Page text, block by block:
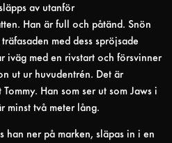
av utanför
Han är full och påtänd. Snön
med dess spröjsade
iväg med en rivstart och försvinner
ut ur huvudentrén. Det är
Han som ser ut som Jaws i
minst två meter lång.
han ner på marken, släpas in i en